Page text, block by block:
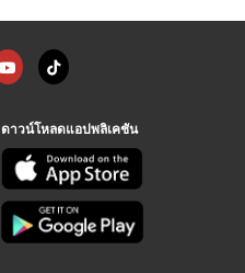
ดาวน์โหลดแอปพลิเคชัน